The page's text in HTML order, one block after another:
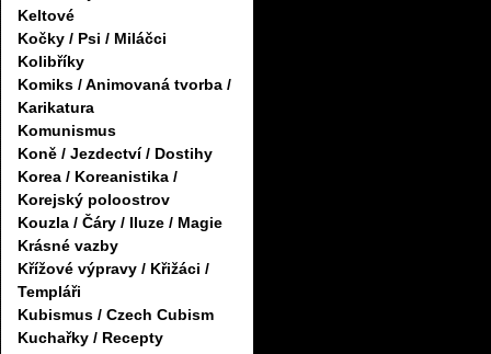
Keltové
Kočky / Psi / Miláčci
Kolibříky
Komiks / Animovaná tvorba /
Karikatura
Komunismus
Koně / Jezdectví / Dostihy
Korea / Koreanistika /
Korejský poloostrov
Kouzla / Čáry / Iluze / Magie
Krásné vazby
Křížové výpravy / Křižáci /
Templáři
Kubismus / Czech Cubism
Kuchařky / Recepty